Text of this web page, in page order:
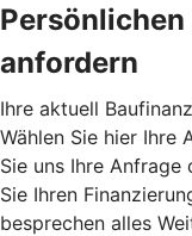
anfordern
Ihre aktuell
Wählen Sie hier Ihre
Sie uns Ihre
Sie Ihren
besprechen alles